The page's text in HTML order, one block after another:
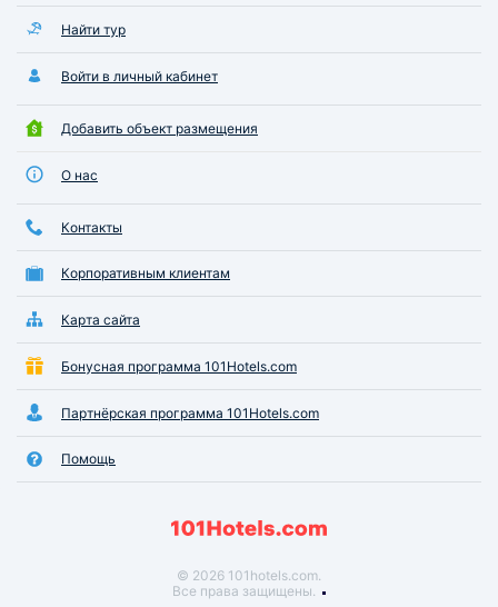
Найти тур
Войти в личный кабинет
Добавить объект размещения
О нас
Контакты
Корпоративным клиентам
Карта сайта
Бонусная программа 101Hotels.com
Партнёрская программа 101Hotels.com
Помощь
© 2026 101hotels.com.
Все права защищены.